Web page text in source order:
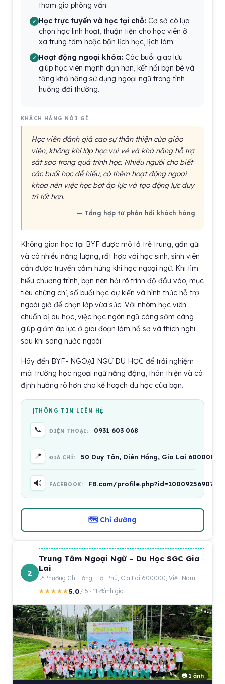
tham gia phỏng vấn.
Học trực tuyến và học tại chỗ: Cơ sở có lựa
chọn học linh hoạt, thuận tiện cho học viên ở
xa trung tâm hoặc bận lịch học, lịch làm.
Hoạt động ngoại khóa: Các buổi giao lưu
giúp học viên mạnh dạn hơn, kết nối bạn bè và
tăng khả năng sử dụng ngoại ngữ trong tình
huống đời thường.
KHÁCH HÀNG NÓI GÌ
Học viên đánh giá cao sự thân thiện của giáo
viên, không khí lớp học vui vẻ và khả năng hỗ trợ
sát sao trong quá trình học. Nhiều người cho biết
các buổi học dễ hiểu, có thêm hoạt động ngoại
khóa nên việc học bớt áp lực và tạo động lực duy
trì tốt hơn.
— Tổng hợp từ phản hồi khách hàng
Không gian học tại BYF được mô tả trẻ trung, gần gũi
và có nhiều năng lượng, rất hợp với học sinh, sinh viên
cần được truyền cảm hứng khi học ngoại ngữ. Khi tìm
hiểu chương trình, bạn nên hỏi rõ trình độ đầu vào, mục
tiêu chứng chỉ, số buổi học dự kiến và hình thức hỗ trợ
ngoài giờ để chọn lớp vừa sức. Với nhóm học viên
chuẩn bị du học, việc học ngôn ngữ càng sớm càng
giúp giảm áp lực ở giai đoạn làm hồ sơ và thích nghi
sau khi sang nước ngoài.
Hãy đến BYF- NGOẠI NGỮ DU HỌC để trải nghiệm
môi trường học ngoại ngữ năng động, thân thiện và có
định hướng rõ hơn cho kế hoạch du học của bạn.
THÔNG TIN LIÊN HỆ
📞 ĐIỆN THOẠI: 0931 603 068
📍 ĐỊA CHỈ: 50 Duy Tân, Diên Hồng, Gia Lai 600000,
🔊 FACEBOOK: FB.com/
🗺 Chỉ đường
2
Trung Tâm Ngoại Ngữ – Du Học SGC Gia
Lai
Phường Chi Lăng, Hội Phú, Gia Lai 600000, Việt Nam
★★★★★5.0/ 5 · 11 đánh giá
📷 1 ảnh